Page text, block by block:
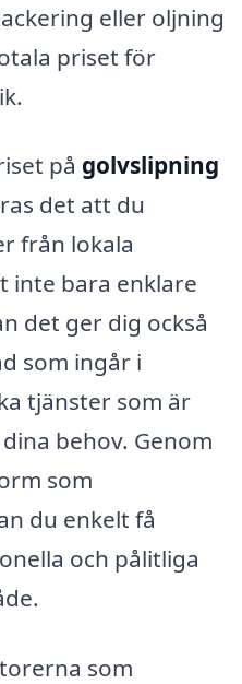
eller oljning
priset för
på golvslipning
det att du
från lokala
inte bara enklare
det ger dig också
som ingår i
tjänster som är
behov. Genom
som
du enkelt få
och pålitliga
som